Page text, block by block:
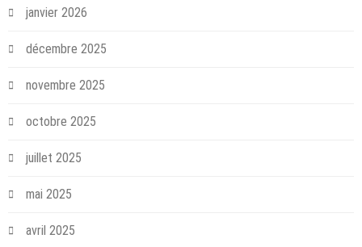
janvier 2026
décembre 2025
novembre 2025
octobre 2025
juillet 2025
mai 2025
avril 2025